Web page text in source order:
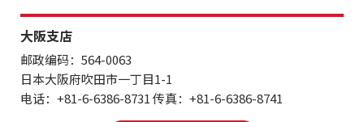
大阪支店
邮政编码：564-0063
日本大阪府吹田市一丁目1-1
电话：+81-6-6386-8731 传真：+81-6-6386-8741